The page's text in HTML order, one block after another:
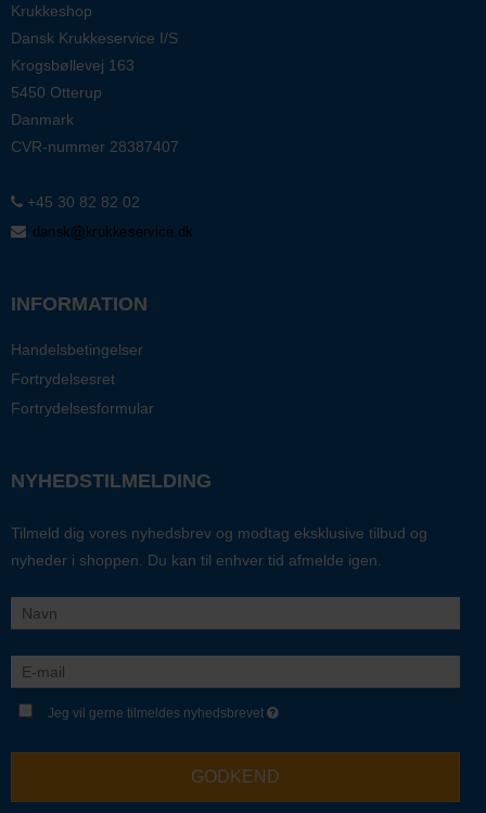
Krukkeshop
Dansk Krukkeservice I/S
Krogsbøllevej 163
5450 Otterup
Danmark
CVR-nummer 28387407
+45 30 82 82 02
INFORMATION
Handelsbetingelser
Fortrydelsesret
Fortrydelsesformular
NYHEDSTILMELDING
Tilmeld dig vores nyhedsbrev og modtag eksklusive tilbud og
nyheder i shoppen. Du kan til enhver tid afmelde igen.
Jeg vil gerne tilmeldes nyhedsbrevet
GODKEND